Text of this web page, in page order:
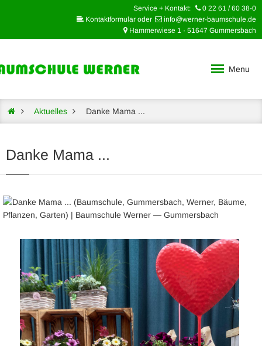
Service + Kontakt:
0 22 61 / 60 38-0
Kontaktformular oder
info@werner-baumschule.de
Hammerwiese 1 · 51647 Gummersbach
Menu
Aktuelles Danke Mama ...
Danke Mama ...